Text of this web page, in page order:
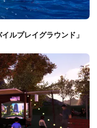
ルプレイグラウンド」